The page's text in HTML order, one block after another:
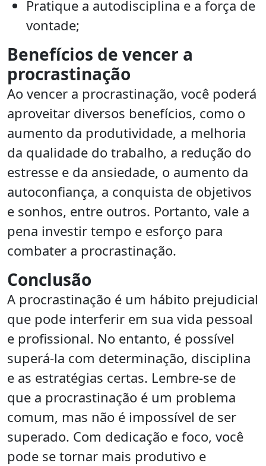
Pratique a autodisciplina e a força de
vontade;
Benefícios de vencer a
procrastinação
Ao vencer a procrastinação, você poderá
aproveitar diversos benefícios, como o
aumento da produtividade, a melhoria
da qualidade do trabalho, a redução do
estresse e da ansiedade, o aumento da
autoconfiança, a conquista de objetivos
e sonhos, entre outros. Portanto, vale a
pena investir tempo e esforço para
combater a procrastinação.
Conclusão
A procrastinação é um hábito prejudicial
que pode interferir em sua vida pessoal
e profissional. No entanto, é possível
superá-la com determinação, disciplina
e as estratégias certas. Lembre-se de
que a procrastinação é um problema
comum, mas não é impossível de ser
superado. Com dedicação e foco, você
pode se tornar mais produtivo e